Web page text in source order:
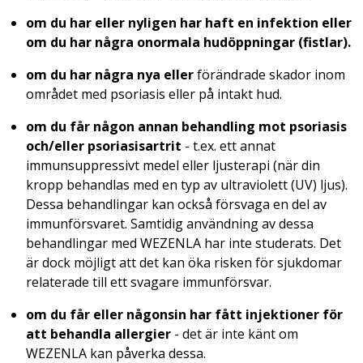
om du har eller nyligen har haft en infektion eller
om du har några onormala hudöppningar (fistlar).
om du har några nya ellerförändrade skador inom
området med psoriasis eller på intakt hud.
om du får någon annan behandling mot psoriasis
och/eller psoriasisartrit - t.ex. ett annat
immunsuppressivt medel eller ljusterapi (när din
kropp behandlas med en typ av ultraviolett (UV) ljus).
Dessa behandlingar kan också försvaga en del av
immunförsvaret. Samtidig användning av dessa
behandlingar med WEZENLA har inte studerats. Det
är dock möjligt att det kan öka risken för sjukdomar
relaterade till ett svagare immunförsvar.
om du får eller någonsin har fått injektioner för
att behandla allergier - det är inte känt om
WEZENLA kan påverka dessa.